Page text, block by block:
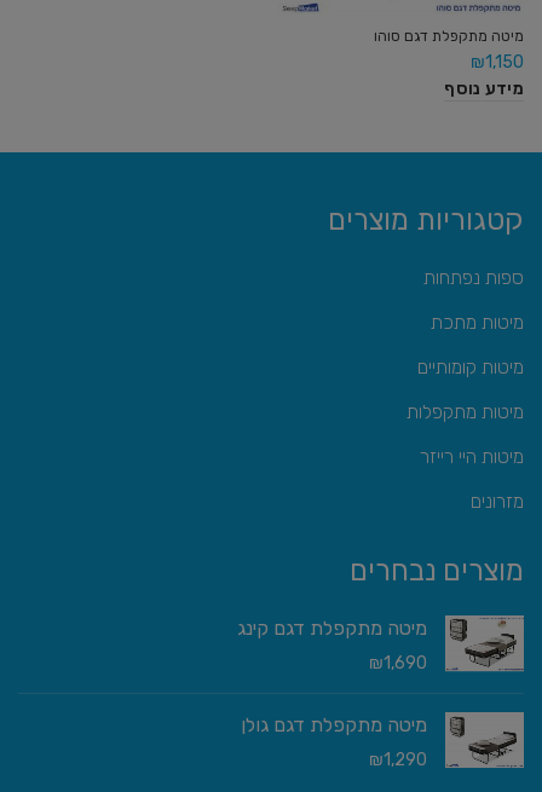
מיטה מתקפלת דגם סוהו
₪1,150
מידע נוסף
קטגוריות מוצרים
ספות נפתחות
מיטות מתכת
מיטות קומותיים
מיטות מתקפלות
מיטות היי רייזר
מזרונים
מוצרים נבחרים
מיטה מתקפלת דגם קינג
₪1,690
מיטה מתקפלת דגם גולן
₪1,290